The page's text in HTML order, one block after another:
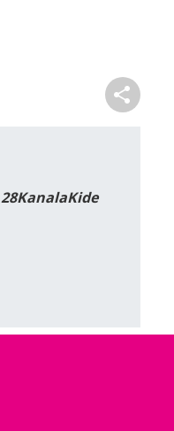
28KanalaKide